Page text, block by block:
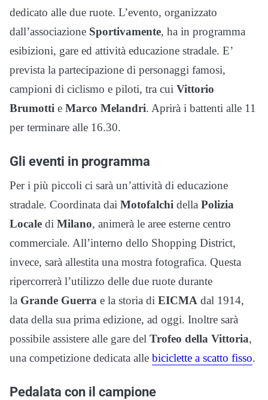
dedicato alle due ruote. L’evento, organizzato
dall’associazione Sportivamente, ha in programma
esibizioni, gare ed attività educazione stradale. E’
prevista la partecipazione di personaggi famosi,
campioni di ciclismo e piloti, tra cui Vittorio
Brumotti e Marco Melandri. Aprirà i battenti alle 11
per terminare alle 16.30.
Gli eventi in programma
Per i più piccoli ci sarà un’attività di educazione
stradale. Coordinata dai Motofalchi della Polizia
Locale di Milano, animerà le aree esterne centro
commerciale. All’interno dello Shopping District,
invece, sarà allestita una mostra fotografica. Questa
ripercorrerà l’utilizzo delle due ruote durante
la Grande Guerra e la storia di EICMA dal 1914,
data della sua prima edizione, ad oggi. Inoltre sarà
possibile assistere alle gare del Trofeo della Vittoria,
una competizione dedicata alle biciclette a scatto fisso.
Pedalata con il campione